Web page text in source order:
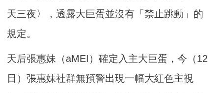
天三夜〉，透露大巨蛋並沒有「禁止跳動」的
規定。
天后張惠妹（aMEI）確定入主大巨蛋，今（12
日）張惠妹社群無預警出現一幅大紅色主視